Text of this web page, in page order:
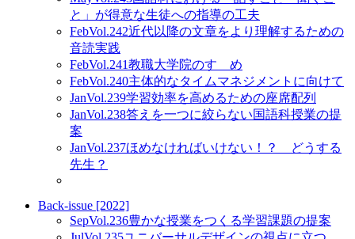
と」が得意な生徒への指導の工夫
FebVol.242近代以降の文章をより理解するための
音読実践
FebVol.241教職大学院のすゝめ
FebVol.240主体的なタイムマネジメントに向けて
JanVol.239学習効率を高めるための座席配列
JanVol.238答えを一つに絞らない国語科授業の提
案
JanVol.237ほめなければいけない！？ どうする
先生？
Back-issue [2022]
SepVol.236豊かな授業をつくる学習課題の提案